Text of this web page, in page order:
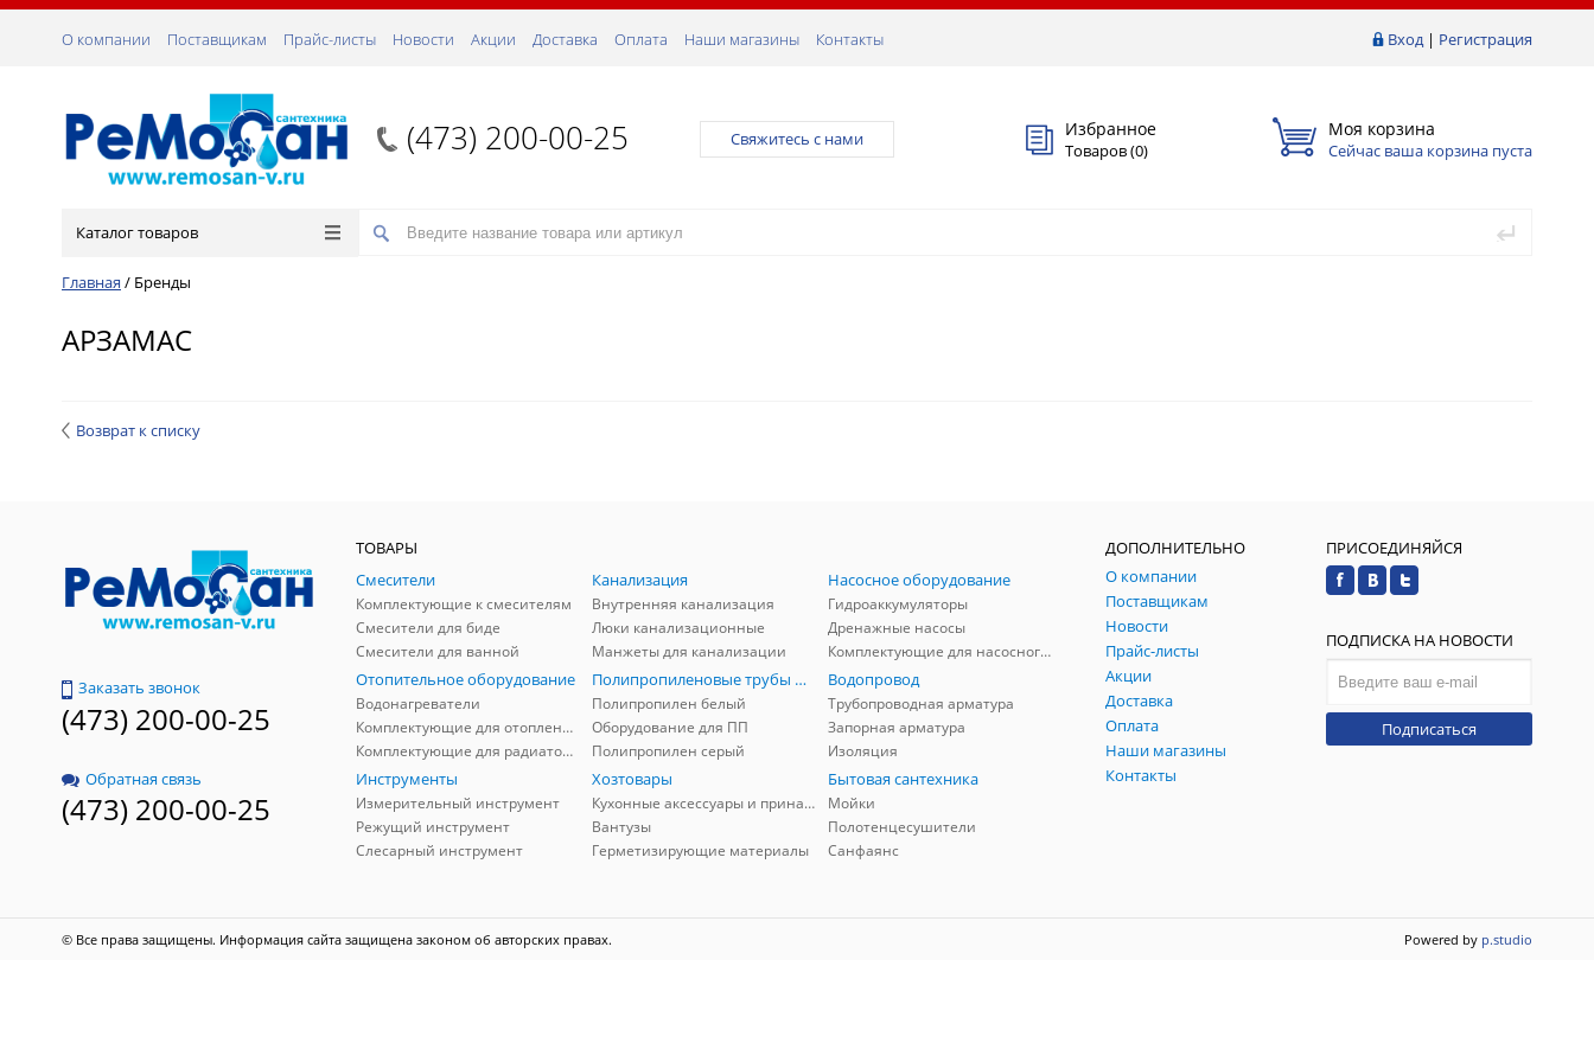
Вход| Регистрация
О компании Поставщикам Прайс-листы Новости Акции Доставка Оплата Наши магазины Контакты
(473) 200-00-25 Свяжитесь с нами Избранное
Товаров (0)
Моя корзина
Сейчас ваша корзина пуста
Каталог товаров
Главная / Бренды
АРЗАМАС
Возврат к списку
Заказать звонок
(473) 200-00-25
Обратная связь
(473) 200-00-25
ТОВАРЫ
Смесители
Комплектующие к смесителям
Смесители для биде
Смесители для ванной
Канализация
Внутренняя канализация
Люки канализационные
Манжеты для канализации
Насосное оборудование
Гидроаккумуляторы
Дренажные насосы
Комплектующие для насосного оборудования
Отопительное оборудование
Водонагреватели
Комплектующие для отопления
Комплектующие для радиаторов
Полипропиленовые трубы и фитинги
Полипропилен белый
Оборудование для ПП
Полипропилен серый
Водопровод
Трубопроводная арматура
Запорная арматура
Изоляция
Инструменты
Измерительный инструмент
Режущий инструмент
Слесарный инструмент
Хозтовары
Кухонные аксессуары и принадлежности
Вантузы
Герметизирующие материалы
Бытовая сантехника
Мойки
Полотенцесушители
Санфаянс
ДОПОЛНИТЕЛЬНО
О компании
Поставщикам
Новости
Прайс-листы
Акции
Доставка
Оплата
Наши магазины
Контакты
ПРИСОЕДИНЯЙСЯ
ПОДПИСКА НА НОВОСТИ
Подписаться
© Все права защищены. Информация сайта защищена законом об авторских правах. Powered by p.studio